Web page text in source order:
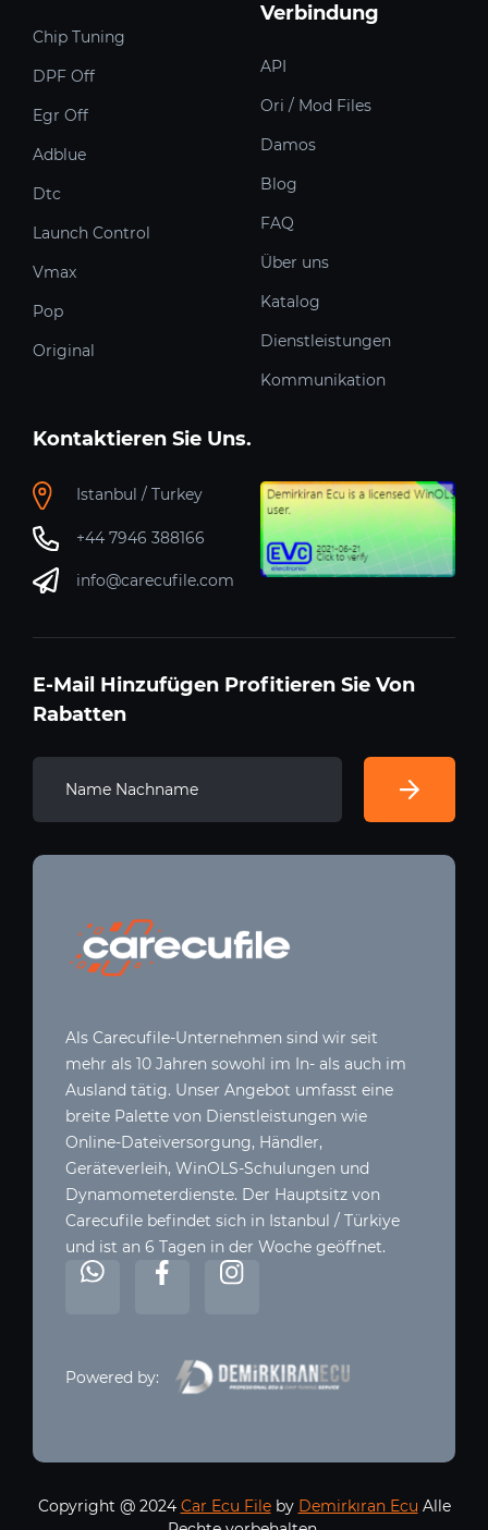
Chip Tuning
DPF Off
Egr Off
Adblue
Dtc
Launch Control
Vmax
Pop
Original
Verbindung
API
Ori / Mod Files
Damos
Blog
FAQ
Über uns
Katalog
Dienstleistungen
Kommunikation
Kontaktieren Sie Uns.
Istanbul / Turkey
+44 7946 388166
info@carecufile.com
E-Mail Hinzufügen Profitieren Sie Von
Rabatten
Als Carecufile-Unternehmen sind wir seit
mehr als 10 Jahren sowohl im In- als auch im
Ausland tätig. Unser Angebot umfasst eine
breite Palette von Dienstleistungen wie
Online-Dateiversorgung, Händler,
Geräteverleih, WinOLS-Schulungen und
Dynamometerdienste. Der Hauptsitz von
Carecufile befindet sich in Istanbul / Türkiye
und ist an 6 Tagen in der Woche geöffnet.
Powered by:
Copyright @ 2024 Car Ecu Fileby Demirkıran Ecu Alle